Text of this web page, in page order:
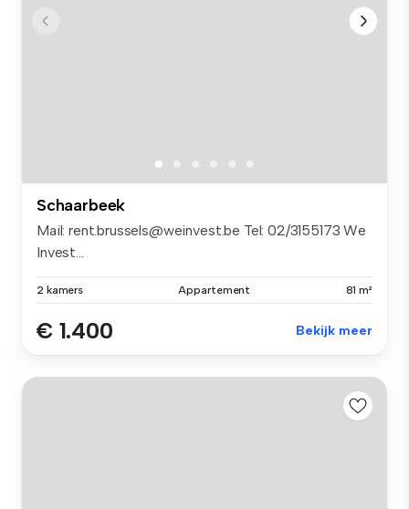
Schaarbeek
Mail: rent.brussels@weinvest.be Tel: 02/3155173 We
Invest...
2 kamers Appartement 81 m²
€ 1.400 Bekijk meer